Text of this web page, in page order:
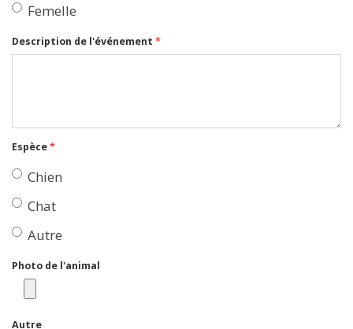
Femelle
Description de l'événement *
Espèce*
Chien
Chat
Autre
Photo de l'animal
Autre